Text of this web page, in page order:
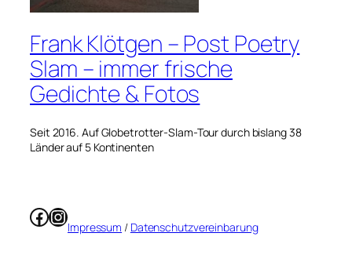
Frank Klötgen – Post Poetry
Slam – immer frische
Gedichte & Fotos
Seit 2016. Auf Globetrotter-Slam-Tour durch bislang 38
Länder auf 5 Kontinenten
Facebook
Instagram
Impressum / Datenschutzvereinbarung